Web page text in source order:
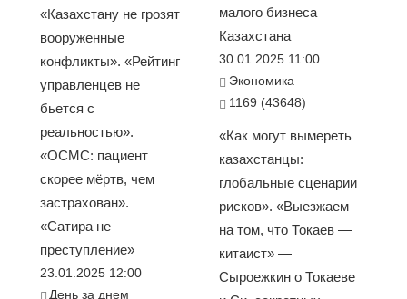
«Казахстану не грозят
вооруженные
конфликты». «Рейтинг
управленцев не
бьется с
реальностью».
«ОСМС: пациент
скорее мёртв, чем
застрахован».
«Сатира не
преступление»
23.01.2025 12:00
День за днем
малого бизнеса
Казахстана
30.01.2025 11:00
Экономика
1169 (43648)
«Как могут вымереть
казахстанцы:
глобальные сценарии
рисков». «Выезжаем
на том, что Токаев —
китаист» —
Сыроежкин о Токаеве